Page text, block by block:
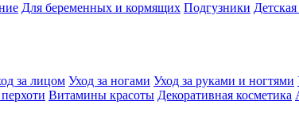
Для беременных и кормящих Подгузники
за лицом Уход за ногами Уход за руками и ногтями
Витамины красоты Декоративная косметика